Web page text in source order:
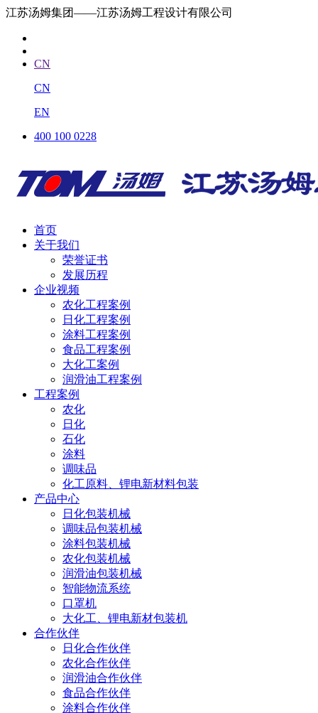
江苏汤姆集团——江苏汤姆工程设计有限公司
CN
CN
EN
400 100 0228
首页
关于我们
荣誉证书
发展历程
企业视频
农化工程案例
日化工程案例
涂料工程案例
食品工程案例
大化工案例
润滑油工程案例
工程案例
农化
日化
石化
涂料
调味品
化工原料、锂电新材料包装
产品中心
日化包装机械
调味品包装机械
涂料包装机械
农化包装机械
润滑油包装机械
智能物流系统
口罩机
大化工、锂电新材包装机
合作伙伴
日化合作伙伴
农化合作伙伴
润滑油合作伙伴
食品合作伙伴
涂料合作伙伴